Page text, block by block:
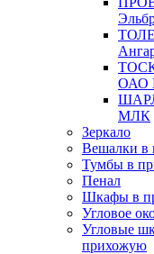
ОАО
МЛК
Зеркало
Вешалки в
Тумбы в
Пенал
Шкафы в
Угловое
Угловые
прихожую